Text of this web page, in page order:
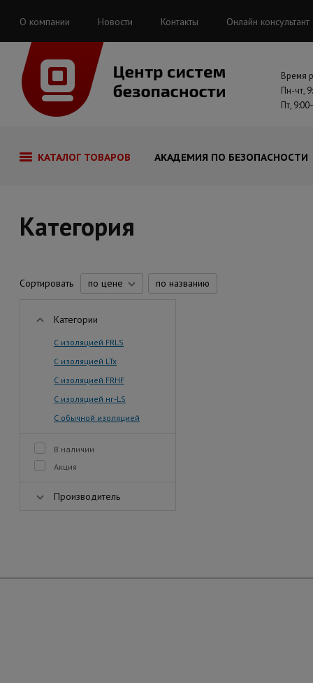
О компании Новости Контакты Онлайн консультант
Время
Пн-чт,
Пт,
КАТАЛОГ ТОВАРОВ АКАДЕМИЯ ПО БЕЗОПАСНОСТИ
Категория
Сортировать по цене по названию
Категории
С изоляцией FRLS
С изоляцией LTx
С изоляцией FRHF
С изоляцией нг-LS
С обычной изоляцией
В наличии
Акция
Производитель